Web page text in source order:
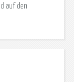
auf den